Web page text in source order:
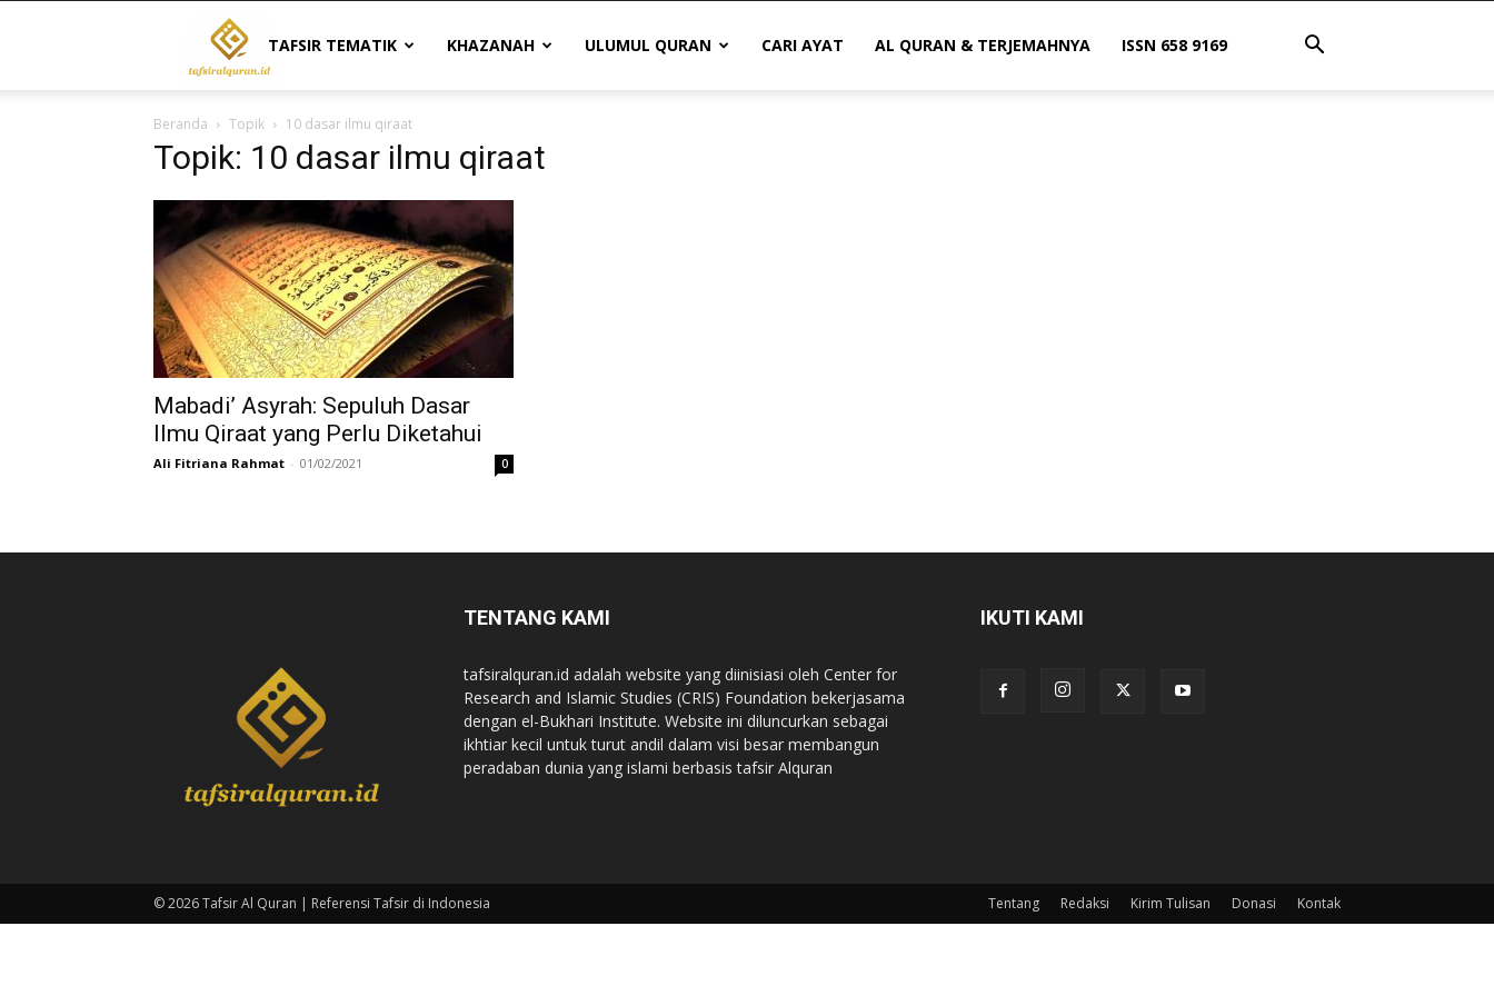
Tafsir
Al
Quran
|
Referensi
Indonesia
TAFSIR TEMATIK KHAZANAH ULUMUL QURAN CARI AYAT AL QURAN & TERJEMAHNYA ISSN 658 9169
Beranda Topik 10 dasar ilmu qiraat
Topik: 10 dasar ilmu qiraat
Mabadi’ Asyrah: Sepuluh Dasar
Ilmu Qiraat yang Perlu Diketahui
Ali Fitriana Rahmat - 01/02/2021 0
TENTANG KAMI
tafsiralquran.id adalah website yang diinisiasi oleh Center for
Research and Islamic Studies (CRIS) Foundation bekerjasama
dengan el-Bukhari Institute. Website ini diluncurkan sebagai
ikhtiar kecil untuk turut andil dalam visi besar membangun
peradaban dunia yang islami berbasis tafsir Alquran
IKUTI KAMI
Tentang Redaksi Kirim Tulisan Donasi Kontak
© 2026 Tafsir Al Quran | Referensi Tafsir di Indonesia